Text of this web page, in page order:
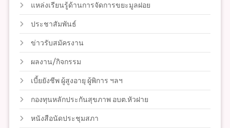
แหล่งเรียนรู้ด้านการจัดการขยะมูลฝอย
ประชาสัมพันธ์
ข่าวรับสมัครงาน
ผลงาน/กิจกรรม
เบี้ยยังชีพ ผู้สูงอายุ ผู้พิการ ฯลฯ
กองทุนหลักประกันสุขภาพ อบต.หัวฝาย
หนังสือนัดประชุมสภา